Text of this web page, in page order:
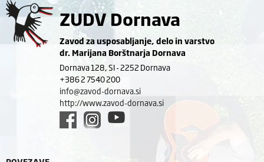
ZUDV Dornava
Zavod za usposabljanje, delo in varstvo
dr. Marijana Borštnarja Dornava
Dornava 128, SI - 2252 Dornava
+386 2 7540 200
info@zavod-dornava.si
http://www.zavod-dornava.si